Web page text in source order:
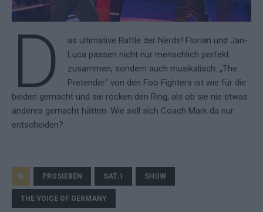
D
as ultimative Battle der Nerds! Florian und Jan-
Luca passen nicht nur menschlich perfekt
zusammen, sondern auch musikalisch. „The
Pretender“ von den Foo Fighters ist wie für die
beiden gemacht und sie rocken den Ring, als ob sie nie etwas
anderes gemacht hätten. Wie soll sich Coach Mark da nur
entscheiden?
PROSIEBEN SAT.1 SHOW
THE VOICE OF GERMANY